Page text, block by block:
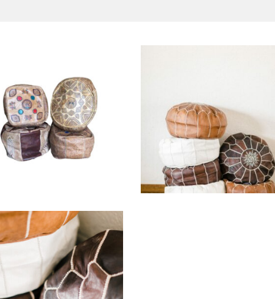
Lot de 4 Poufs
« Medina »
25,00€
Pouf Blanc « Naim »
12,00€
Pouf Marron Foncé
« Naime »